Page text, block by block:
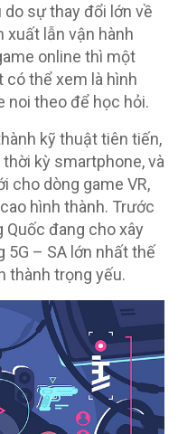
do sự thay đổi lớn về
xuất lẫn vận hành
online thì một
thể xem là hình
noi theo để học hỏi.
kỹ thuật tiên tiến,
kỳ smartphone, và
cho dòng game VR,
hình thành. Trước
đang cho xây
5G – SA lớn nhất thế
thành trọng yếu.